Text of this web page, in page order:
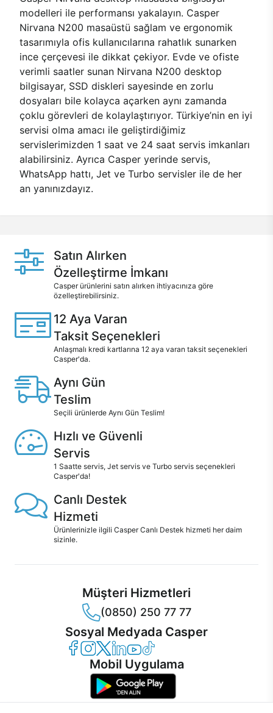
modelleri ile performansı yakalayın. Casper
Nirvana N200 masaüstü sağlam ve ergonomik
tasarımıyla ofis kullanıcılarına rahatlık sunarken
ince çerçevesi ile dikkat çekiyor. Evde ve ofiste
verimli saatler sunan Nirvana N200 desktop
bilgisayar, SSD diskleri sayesinde en zorlu
dosyaları bile kolayca açarken aynı zamanda
çoklu görevleri de kolaylaştırıyor. Türkiye’nin en iyi
servisi olma amacı ile geliştirdiğimiz
servislerimizden 1 saat ve 24 saat servis imkanları
alabilirsiniz. Ayrıca Casper yerinde servis,
WhatsApp hattı, Jet ve Turbo servisler ile de her
an yanınızdayız.
Satın Alırken
Özelleştirme İmkanı
Casper ürünlerini satın alırken ihtiyacınıza göre
özelleştirebilirsiniz.
12 Aya Varan
Taksit Seçenekleri
Anlaşmalı kredi kartlarına 12 aya varan taksit seçenekleri
Casper'da.
Aynı Gün
Teslim
Seçili ürünlerde Aynı Gün Teslim!
Hızlı ve Güvenli
Servis
1 Saatte servis, Jet servis ve Turbo servis seçenekleri
Casper'da!
Canlı Destek
Hizmeti
Ürünlerinizle ilgili Casper Canlı Destek hizmeti her daim
sizinle.
Müşteri Hizmetleri
(0850) 250 77 77
Sosyal Medyada Casper
Casper Facebook
Casper Instagram
Casper Twitter
Casper LinkedIn
Casper YouTube
Casper TikTok
Mobil Uygulama